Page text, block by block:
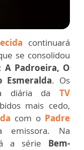
continuará
se consolidou
A Padroeira, O
Esmeralda. Os
diária da TV
mais cedo,
com o Padre
emissora. Na
a série Bem-